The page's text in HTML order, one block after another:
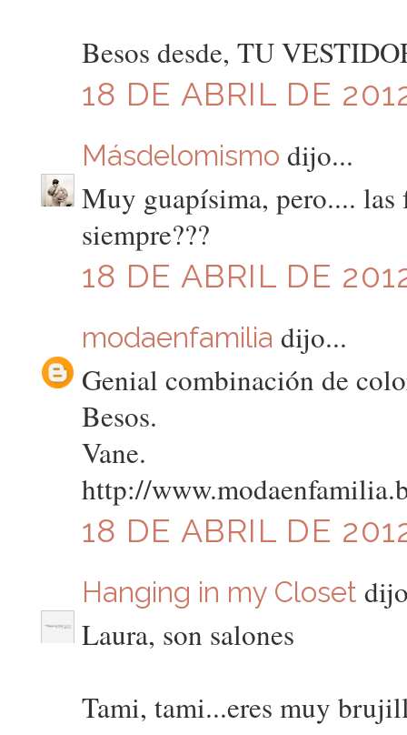
Besos desde, TU
18 DE ABRIL DE
Másdelomismo dijo...
Muy guapísima, pero....
siempre???
18 DE ABRIL DE
modaenfamilia dijo...
Genial combinación de
Besos.
Vane.
http://
18 DE ABRIL DE
Hanging in my Closet
Laura, son salones
Tami, tami...eres muy